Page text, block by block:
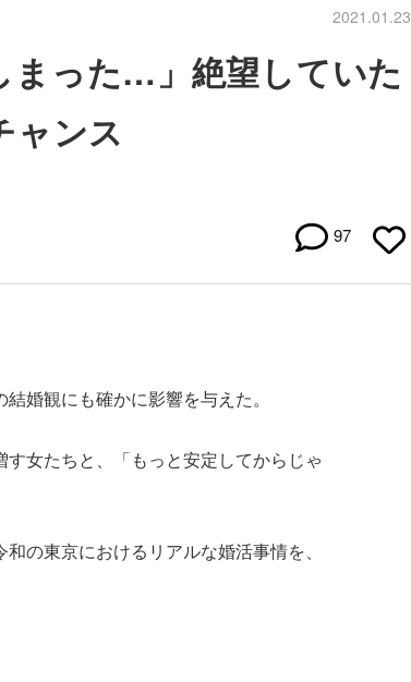
2021.01.23
まった…」絶望していた
ャンス
97
婚観にも確かに影響を与えた。
女たちと、「もっと安定してからじゃ
の東京におけるリアルな婚活事情を、